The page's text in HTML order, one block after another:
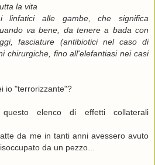
la vita
linfatici alle gambe, che significa
va bene, da tenere a bada con
fasciature (antibiotici nel caso di
chirurgiche, fino all'elefantiasi nei casi
io "terrorizzante"?
elenco di effetti collaterali
da me in tanti anni avessero avuto
da un pezzo...